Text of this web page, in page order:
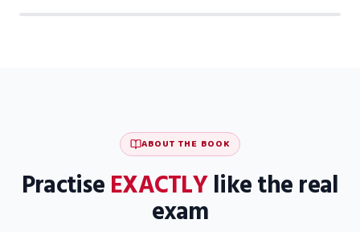
ABOUT THE BOOK
PractiseEXACTLYlike the real
exam